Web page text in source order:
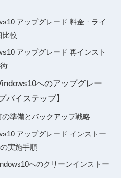
アップグレード 料金・ライ
比較
アップグレード 再インスト
へのアップグレー
バイステップ】
準備とバックアップ戦略
アップグレード インストー
実施手順
へのクリーンインストー